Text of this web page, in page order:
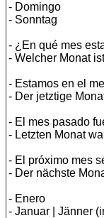
- Domingo
- Sonntag
- ¿En qué mes
- Welcher Monat
- Estamos en el
- Der jetztige
- El mes pasado
- Letzten Monat
- El próximo mes
- Der nächste
- Enero
- Januar | Jänner